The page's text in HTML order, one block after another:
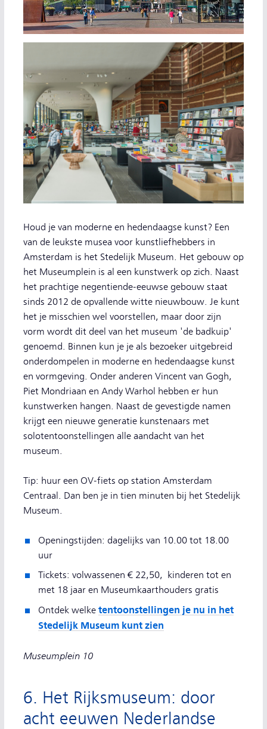
Houd je van moderne en hedendaagse kunst? Een
van de leukste musea voor kunstliefhebbers in
Amsterdam is het Stedelijk Museum. Het gebouw op
het Museumplein is al een kunstwerk op zich. Naast
het prachtige negentiende-eeuwse gebouw staat
sinds 2012 de opvallende witte nieuwbouw. Je kunt
het je misschien wel voorstellen, maar door zijn
vorm wordt dit deel van het museum 'de badkuip'
genoemd. Binnen kun je je als bezoeker uitgebreid
onderdompelen in moderne en hedendaagse kunst
en vormgeving. Onder anderen Vincent van Gogh,
Piet Mondriaan en Andy Warhol hebben er hun
kunstwerken hangen. Naast de gevestigde namen
krijgt een nieuwe generatie kunstenaars met
solotentoonstellingen alle aandacht van het
museum.
Tip: huur een OV-fiets op station Amsterdam
Centraal. Dan ben je in tien minuten bij het Stedelijk
Museum.
Openingstijden: dagelijks van 10.00 tot 18.00
uur
Tickets: volwassenen € 22,50, kinderen tot en
met 18 jaar en Museumkaarthouders gratis
Ontdek welke tentoonstellingen je nu in het
Stedelijk Museum kunt zien
Museumplein 10
6. Het Rijksmuseum: door
acht eeuwen Nederlandse